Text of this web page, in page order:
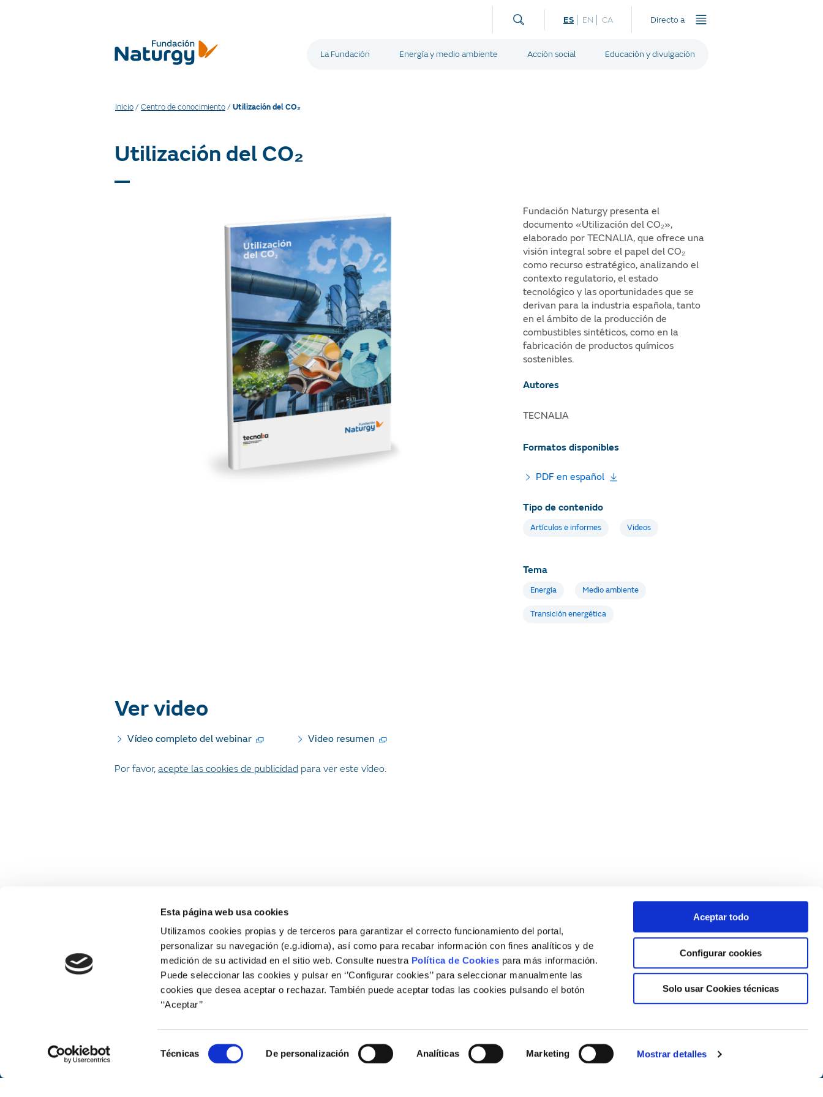
Esta página web usa cookies
Utilizamos cookies propias y de terceros para garantizar el correcto funcionamiento del portal,
personalizar su navegación (e.g.idioma), así como para recabar información con fines analíticos y de
medición de su actividad en el sitio web. Consulte nuestra Política de Cookies para más información.
Puede seleccionar las cookies y pulsar en ‘’Configurar cookies’’ para seleccionar manualmente las
cookies que desea aceptar o rechazar. También puede aceptar todas las cookies pulsando el botón
‘‘Aceptar’’
de
Técnicas De personalización Analíticas Marketing Mostrar detalles
Aceptar todo
Configurar cookies
Solo usar Cookies técnicas
ES EN CA Directo a
La Fundación Energía y medio ambiente Acción social Educación y divulgación
Inicio/Centro de conocimiento/Utilización del CO₂
Utilización del CO₂
Fundación Naturgy presenta el
documento «Utilización del CO₂»,
elaborado por TECNALIA, que ofrece una
visión integral sobre el papel del CO₂
como recurso estratégico, analizando el
contexto regulatorio, el estado
tecnológico y las oportunidades que se
derivan para la industria española, tanto
en el ámbito de la producción de
combustibles sintéticos, como en la
fabricación de productos químicos
sostenibles.
Autores
TECNALIA
Formatos disponibles
PDF en español
Tipo de contenido
Artículos e informes Videos
Tema
Energía Medio ambiente
Transición energética
Ver video
Vídeo completo del webinar Video resumen
Por favor, acepte las cookies de publicidad para ver este vídeo.
Política de cookies
Suscríbete